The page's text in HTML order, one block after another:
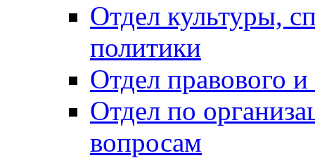
Отдел культуры,
политики
Отдел правового
Отдел по
вопросам